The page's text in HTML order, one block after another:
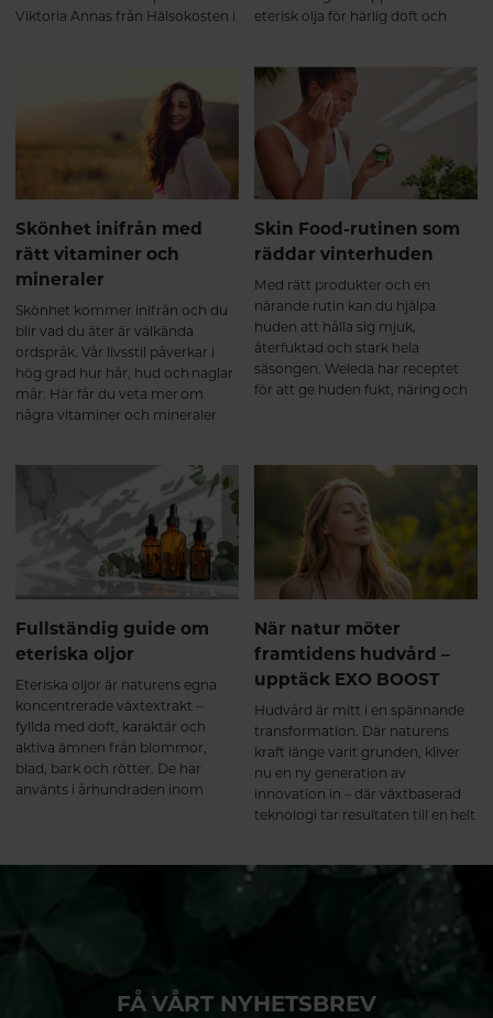
Viktoria Annas från Hälsokosten i
eterisk olja för härlig doft och
Skönhet inifrån med
rätt vitaminer och
mineraler
Skönhet kommer inifrån och du
blir vad du äter är välkända
ordspråk. Vår livsstil påverkar i
hög grad hur hår, hud och naglar
mår. Här får du veta mer om
några vitaminer och mineraler
Skin Food-rutinen som
räddar vinterhuden
Med rätt produkter och en
närande rutin kan du hjälpa
huden att hålla sig mjuk,
återfuktad och stark hela
säsongen. Weleda har receptet
för att ge huden fukt, näring och
Fullständig guide om
eteriska oljor
Eteriska oljor är naturens egna
koncentrerade växtextrakt –
fyllda med doft, karaktär och
aktiva ämnen från blommor,
blad, bark och rötter. De har
använts i århundraden inom
på ett säkert sätt och hur du kan
När natur möter
framtidens hudvård –
upptäck EXO BOOST
Hudvård är mitt i en spännande
transformation. Där naturens
kraft länge varit grunden, kliver
nu en ny generation av
innovation in – där växtbaserad
teknologi tar resultaten till en helt
just detta: en banbrytande fusion
FÅ VÅRT NYHETSBREV